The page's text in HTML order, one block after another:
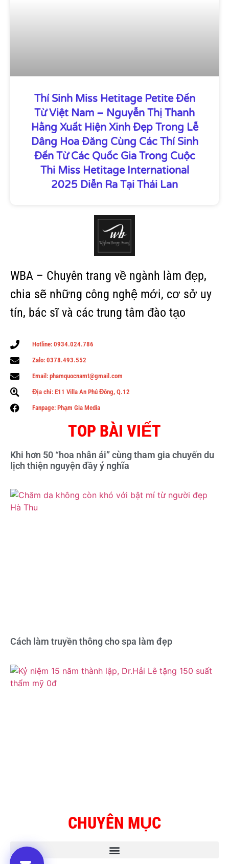
Thí Sinh Miss Hetitage Petite Đến
Từ Việt Nam – Nguyễn Thị Thanh
Hằng Xuất Hiện Xinh Đẹp Trong Lễ
Dâng Hoa Đăng Cùng Các Thí Sinh
Đến Từ Các Quốc Gia Trong Cuộc
Thi Miss Hetitage International
2025 Diễn Ra Tại Thái Lan
WBA – Chuyên trang về ngành làm đẹp,
chia sẽ những công nghệ mới, cơ sở uy
tín, bác sĩ và các trung tâm đào tạo
Hotline: 0934.024.786
Zalo: 0378.493.552
Email: phamquocnamt@gmail.com
Địa chỉ: E11 Villa An Phú Đông, Q.12
Fanpage: Phạm Gia Media
TOP BÀI VIẾT
Khi hơn 50 “hoa nhân ái” cùng tham gia chuyến du
lịch thiện nguyện đầy ý nghĩa
Cách làm truyền thông cho spa làm đẹp
CHUYÊN MỤC